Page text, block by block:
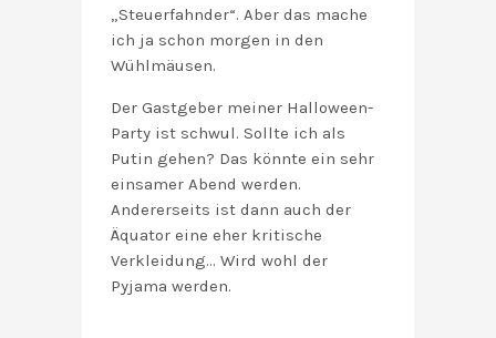
„Steuerfahnder“. Aber das mache
ich ja schon morgen in den
Wühlmäusen.
Der Gastgeber meiner Halloween-
Party ist schwul. Sollte ich als
Putin gehen? Das könnte ein sehr
einsamer Abend werden.
Andererseits ist dann auch der
Äquator eine eher kritische
Verkleidung… Wird wohl der
Pyjama werden.